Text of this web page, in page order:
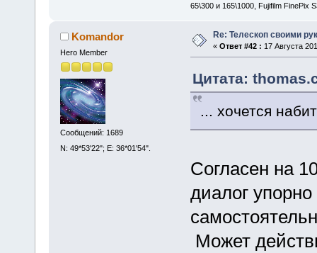
65\300 и 165\1000, Fujifilm FinePix
Komandor
Hero Member
Сообщений: 1689
N: 49*53'22"; E: 36*01'54".
Re: Телескоп своими
« Ответ #42 : 17 Августа
Цитата:
... хочется
Согласен на
диалог
Может